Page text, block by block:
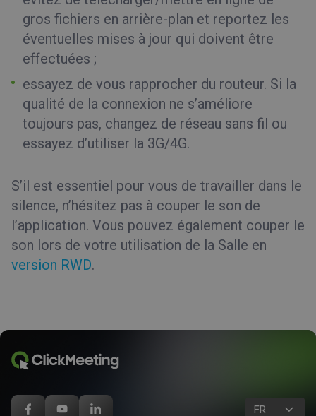
gros fichiers en arrière-plan et reportez les
éventuelles mises à jour qui doivent être
effectuées ;
essayez de vous rapprocher du routeur. Si la
qualité de la connexion ne s’améliore
toujours pas, changez de réseau sans fil ou
essayez d’utiliser la 3G/4G.
S’il est essentiel pour vous de travailler dans le
silence, n’hésitez pas à couper le son de
l’application. Vous pouvez également couper le
son lors de votre utilisation de la Salle en
version RWD.
FR